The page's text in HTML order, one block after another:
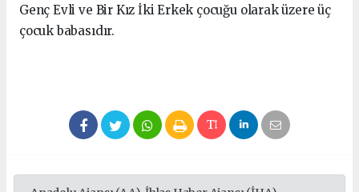
Genç Evli ve Bir Kız İki Erkek çocuğu olarak üzere üç
çocuk babasıdır.